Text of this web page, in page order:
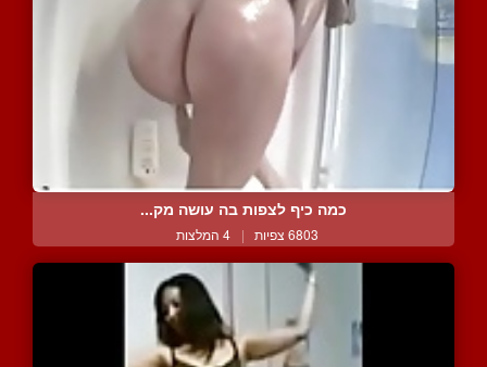
כמה כיף לצפות בה עושה מק...
6803 צפיות | 4 המלצות